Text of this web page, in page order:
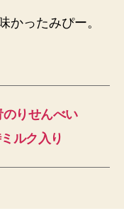
ったみぴー。
りせんべい
ルク入り